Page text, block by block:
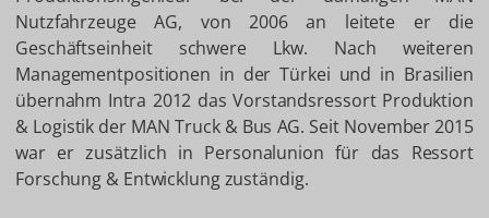
Nutzfahrzeuge AG, von 2006 an leitete er die
Geschäftseinheit schwere Lkw. Nach weiteren
Managementpositionen in der Türkei und in Brasilien
übernahm Intra 2012 das Vorstandsressort Produktion
& Logistik der MAN Truck & Bus AG. Seit November 2015
war er zusätzlich in Personalunion für das Ressort
Forschung & Entwicklung zuständig.